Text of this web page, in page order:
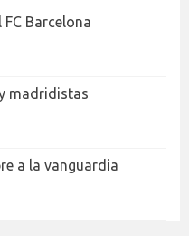
Barcelona
madridistas
a la vanguardia